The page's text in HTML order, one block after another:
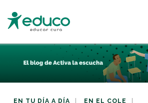
EN TU DÍA A DÍA
EN EL COLE